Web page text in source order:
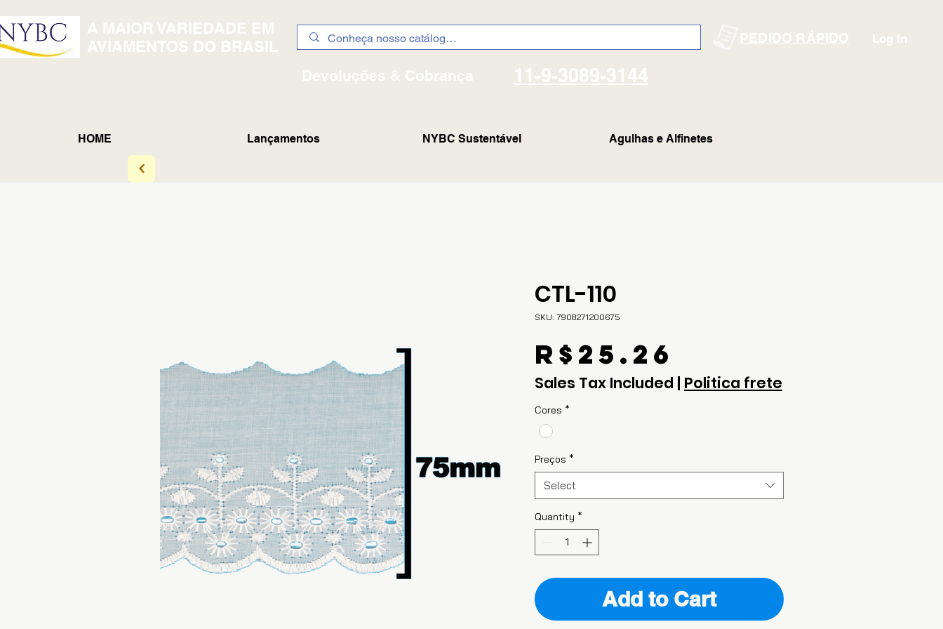
A MAIOR VARIEDADE EM
AVIAMENTOS DO BRASIL
PEDIDO RÁPIDO Log In
Devoluções & Cobrança 11-9-3089-3144
CTL-110
SKU: 7908271200675
R$25.26
Sales Tax Included | Politica frete
Cores *
Preços *
Select
Quantity *
Add to Cart
HOME Lançamentos NYBC Sustentável Agulhas e Alfinetes